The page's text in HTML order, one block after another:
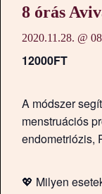
8 órás
2020.11.28. @
12000FT
A módszer
menstruációs
endometriózis,
💖 Milyen